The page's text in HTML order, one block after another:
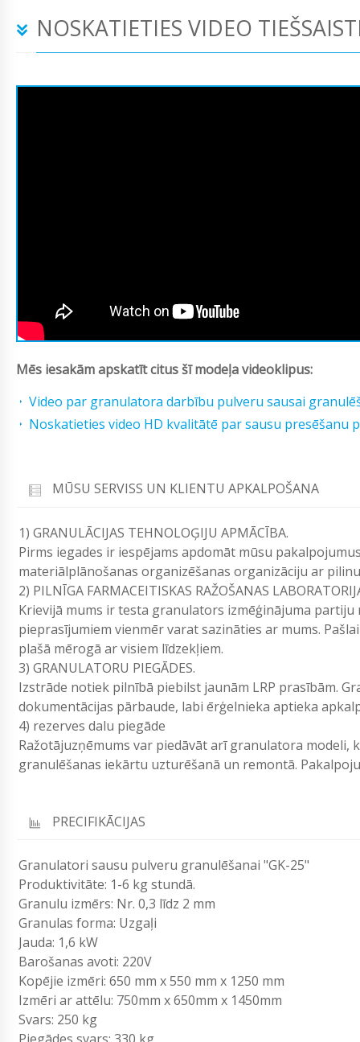
NOSKATIETIES VIDEO
Mēs iesakām apskatīt citus šī modeļa videoklipus:
Video par granulatora darbību pulveru sausai
Noskatieties video HD kvalitātē par sausu presēšanu
MŪSU SERVISS UN KLIENTU APKALPOŠANA
1) GRANULĀCIJAS TEHNOLOĢIJU APMĀCĪBA.
Pirms iegades ir iespējams apdomāt mūsu
materiālplānošanas organizēšanas organizāciju ar
2) PILNĪGA FARMACEITISKAS RAŽOŠANAS
Krievijā mums ir testa granulators izmēģinājuma
pieprasījumiem vienmēr varat sazināties ar mums.
plašā mērogā ar visiem līdzekļiem.
3) GRANULATORU PIEGĀDES.
Izstrāde notiek pilnībā piebilst jaunām LRP prasībām.
dokumentācijas pārbaude, labi ērģelnieka aptieka
4) rezerves dalu piegāde
Ražotājuzņēmums var piedāvāt arī granulatora modeli,
granulēšanas iekārtu uzturēšanā un remontā.
PRECIFIKĀCIJAS
Granulatori sausu pulveru granulēšanai "GK-25"
Produktivitāte: 1-6 kg stundā.
Granulu izmērs: Nr. 0,3 līdz 2 mm
Granulas forma: Uzgaļi
Jauda: 1,6 kW
Barošanas avoti: 220V
Kopējie izmēri: 650 mm x 550 mm x 1250 mm
Izmēri ar attēlu: 750mm x 650mm x 1450mm
Svars: 250 kg